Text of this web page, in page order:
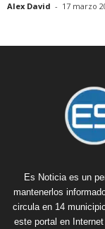
Alex David - 17 marzo
Es Noticia es un
mantenerlos
circula en 14
este portal en